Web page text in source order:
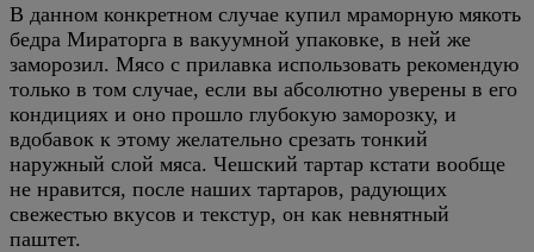
В данном конкретном случае купил мраморную мякоть
бедра Мираторга в вакуумной упаковке, в ней же
заморозил. Мясо с прилавка использовать рекомендую
только в том случае, если вы абсолютно уверены в его
кондициях и оно прошло глубокую заморозку, и
вдобавок к этому желательно срезать тонкий
наружный слой мяса. Чешский тартар кстати вообще
не нравится, после наших тартаров, радующих
свежестью вкусов и текстур, он как невнятный
паштет.